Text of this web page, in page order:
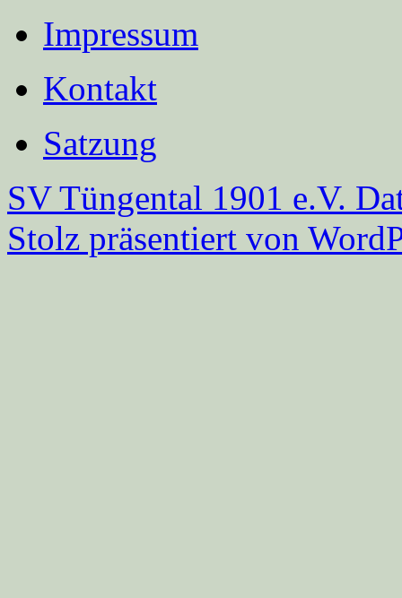
Impressum
Kontakt
Satzung
SV Tüngental 1901 e.V.
Stolz präsentiert von